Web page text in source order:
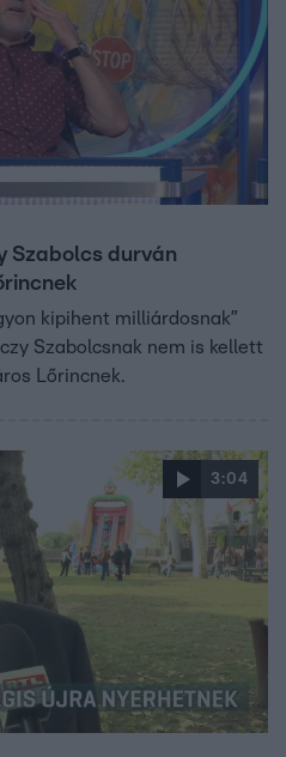
Szabolcs durván
kipihent milliárdosnak”
Szabolcsnak nem is kellett
Lőrincnek.
3:04